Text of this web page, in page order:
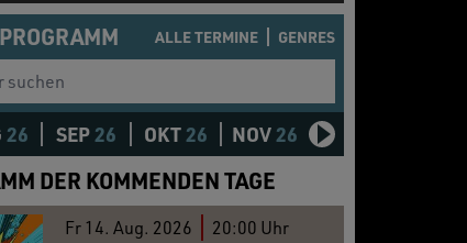
ALLE TERMINE GENRES
26 SEP26 OKT26 NOV26 DEZ
DER KOMMENDEN TAGE
Fr 14. Aug. 2026 20:00 Uhr